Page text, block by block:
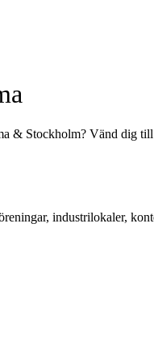
& Stockholm? Vänd dig
industrilokaler,